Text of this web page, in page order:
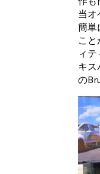
当オ
簡単
こ
ィ
キス
の